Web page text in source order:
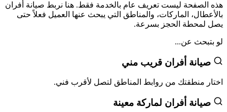
هذه الصفحة ليست تعريف عام بالخدمة فقط. هنا نربط صيانة أفران
بالأعطال، الماركات، والمناطق التي يبحث عنها العميل فعلاً حتى
يصل لمحطة الحجز بسرعة.
لو بتبحث عن...
صيانة أفران قريب مني
اختار منطقتك من روابط المناطق لتصل لأقرب فني.
صيانة أفران لماركة معينة